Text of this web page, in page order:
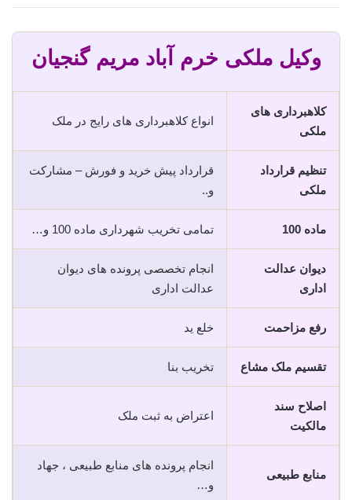
وکیل ملکی خرم آباد مریم گنجیان
کلاهبرداری های
ملکی
انواع کلاهبرداری های رایج در ملک
تنظیم قرارداد
ملکی
قرارداد پیش خرید و فورش – مشارکت
و..
ماده 100 تمامی تخریب شهرداری ماده 100 و…
دیوان عدالت
اداری
انجام تخصصی پرونده های دیوان
عدالت اداری
رفع مزاحمت خلع ید
تقسیم ملک مشاع تخریب بنا
اصلاح سند
مالکیت
اعتراض به ثبت ملک
منابع طبیعی
انجام پرونده های منابع طبیعی ، جهاد
و…